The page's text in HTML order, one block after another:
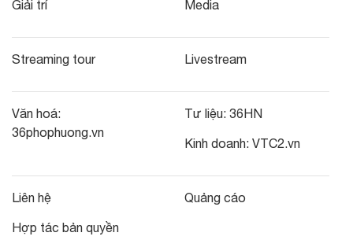
Giải trí Media
Streaming tour Livestream
Văn hoá:
36phophuong.vn
Tư liệu: 36HN
Kinh doanh: VTC2.vn
Liên hệ
Hợp tác bản quyền
Quảng cáo